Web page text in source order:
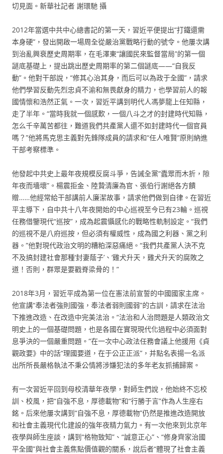
切見面。新華社記者 謝環馳 攝
2012年當選中共中心總書記的第一天，習近平便提出“打鐵還需
本身硬”，發出開啟一場周全從嚴治黨戰略行動的號令。他屢次講
到治亂興衰歷史周期率，在毛澤東“讓國民來監督當局”的第一個
謎底基礎上，提出跳出歷史周期率的第二個謎底——“自我反
動”。他對干部說，“修其心治其身，而后可以為政于全國”，請求
他們學習反動先烈忠貞不渝和無畏獻身的精力，也學習前人的報
國情懷和浩然正氣。一次，習近平講到明代人馮夢龍上任知縣，
走了半年。“當時我就一個感歎，一個八斗之才的封建時代知縣，
怎么千辛萬苦都往，難道我們共產黨人還不如封建時代一個官員
嗎？”他將馬克思主義對先鋒隊成員的請求和“任人唯賢”原則納進
干部考察標準。
他發起中共史上最年夜規模反腐斗爭，告誡全黨“蠹眾而木折，隙
年夜而墻壞”。楊震拒金、陸贄清廉為官、張伯行謝絕各方饋
贈……他經常給干部講前人廉潔故事，請求他們做到自律。在習近
平主導下，自中共十八年夜開始的中心巡視至今已有23輪。巡視
任務借鑒現代“巡按”，成為起震懾感化的戰略性軌制設定。“我們
的巡視不是八府巡按，但必須有權威性，成為國之利器、黨之利
器。”他對現代政治文明的糟粕深惡痛絕。“我們共產黨人決不克
不及搞封建社會那種‘封妻蔭子’、‘雞犬升天，雞犬升天’的腐敗之
道！否則，群眾是要戳脊梁骨的！”
2018年3月，習近平成為第一位在憲法前宣誓的中國國家主席。
他宣講“奉法者強則國強，奉法者弱則國弱”的古訓，請求在法治
下推進改造、在改造中完美法治。“法治和人治問題是人類政治文
明史上的一個基礎問題，也是各國在實現現代化過程中必須面對
息爭決的一個嚴重問題。”在一次中心政法任務會議上他援用《貞
觀政要》中的話“理國要道，在于公正正派”，并點名表揚一名派
出所所長嚴格執法不秉公情將涉嫌犯法的多年老友抓捕歸案。
有一次習近平回到母校清華年夜學，對師生們說，他始終不忘校
訓、校風，把“自強不息，厚德載物”和“行勝于言”作為人生座右
銘。后來他屢次講到“自強不息，厚德載物”仍然是推進改造開放
和社會主義現代化建設的強年夜精力氣力。有一次他來到北京年
夜學與師生座談，講到“格物致知”、“誠意正心”、“修身齊家治國
平全國”與社會主義焦點價值觀的關系，說后者“體現了社會主義